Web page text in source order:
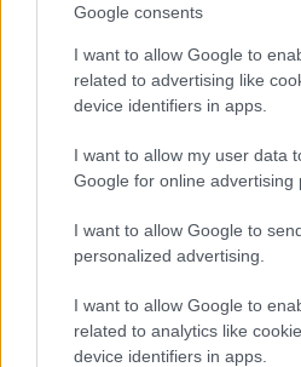
Google consents
I want to allow Google to
related to advertising like
device identifiers in apps.
I want to allow my user data
Google for online advertising
I want to allow Google to
personalized advertising.
I want to allow Google to
related to analytics like
device identifiers in apps.
TASTE OF TRANSYLVANIA
ÍZEI A